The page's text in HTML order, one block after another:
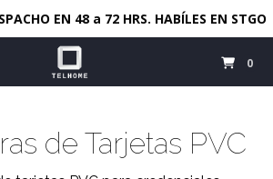
EN 48 a 72 HRS. HABÍLES EN STGO
0
de Tarjetas PVC